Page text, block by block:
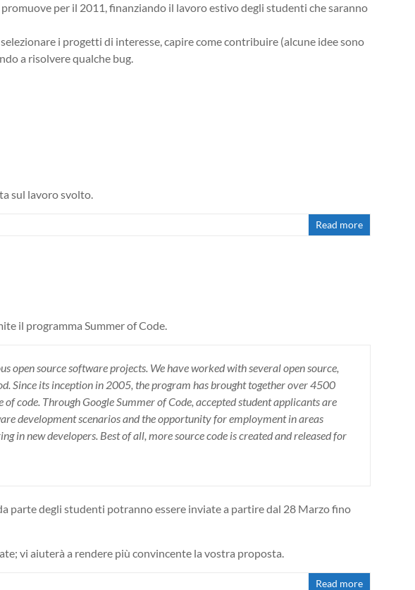
per il 2011, finanziando il lavoro estivo degli studenti che saranno
i progetti di interesse, capire come contribuire (alcune idee sono
a risolvere qualche bug.
sul lavoro svolto.
Read more
il programma Summer of Code.
open source software projects. We have worked with several open source,
Since its inception in 2005, the program has brought together over 4500
code. Through Google Summer of Code, accepted student applicants are
development scenarios and the opportunity for employment in areas
new developers. Best of all, more source code is created and released for
parte degli studenti potranno essere inviate a partire dal 28 Marzo fino
vi aiuterà a rendere più convincente la vostra proposta.
Read more